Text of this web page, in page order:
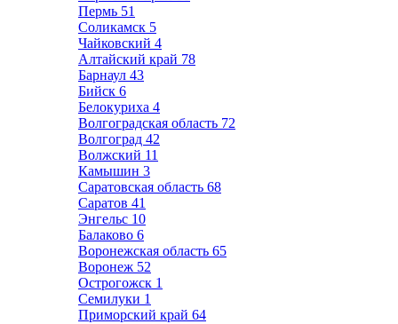
Пермь 51
Соликамск 5
Чайковский 4
Алтайский край 78
Барнаул 43
Бийск 6
Белокуриха 4
Волгоградская область 72
Волгоград 42
Волжский 11
Камышин 3
Саратовская область 68
Саратов 41
Энгельс 10
Балаково 6
Воронежская область 65
Воронеж 52
Острогожск 1
Семилуки 1
Приморский край 64